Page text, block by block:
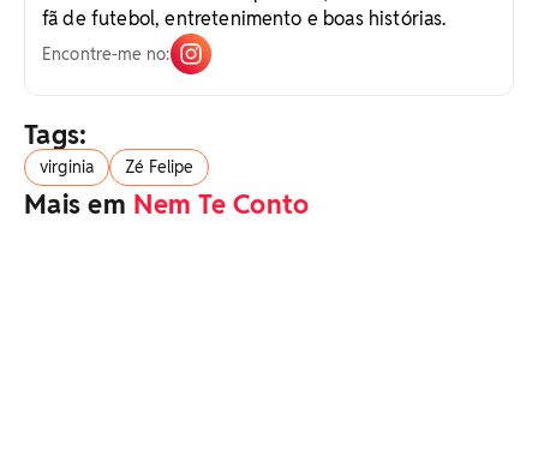
fã de futebol, entretenimento e boas histórias.
Encontre-me no:
Tags:
virginia Zé Felipe
Mais em Nem Te Conto